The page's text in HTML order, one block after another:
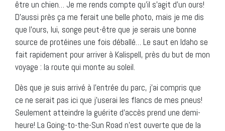
être un chien… Je me rends compte qu’il s’agit d’un ours!
D’aussi près ça me ferait une belle photo, mais je me dis
que l’ours, lui, songe peut-être que je serais une bonne
source de protéines une fois déballé… Le saut en Idaho se
fait rapidement pour arriver à Kalispell, près du but de mon
voyage : la route qui monte au soleil.
Dès que je suis arrivé à l’entrée du parc, j’ai compris que
ce ne serait pas ici que j’userai les flancs de mes pneus!
Seulement atteindre la guérite d’accès prend une demi-
heure! La Going-to-the-Sun Road n’est ouverte que de la